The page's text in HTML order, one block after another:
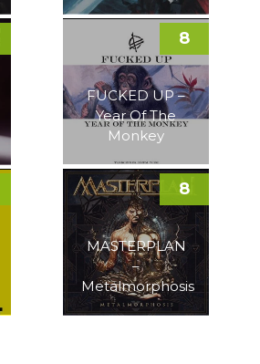
FUCKED UP –
Year Of The
Monkey
8
MASTERPLAN
–
Metalmorphosis
8